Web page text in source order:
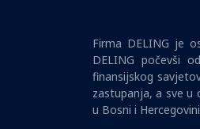
Firma DELING je
DELING počevši
finansijskog
zastupanja, a sve u
u Bosni i